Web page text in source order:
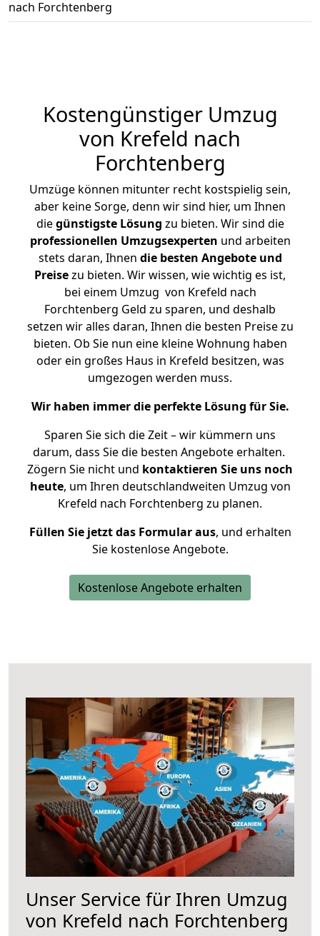
nach Forchtenberg
Kostengünstiger Umzug
von Krefeld nach
Forchtenberg
Umzüge können mitunter recht kostspielig sein,
aber keine Sorge, denn wir sind hier, um Ihnen
diegünstigste Lösung zu bieten. Wir sind die
professionellen Umzugsexperten und arbeiten
stets daran, Ihnen die besten Angebote und
Preisezu bieten. Wir wissen, wie wichtig es ist,
bei einem Umzug von Krefeld nach
Forchtenberg Geld zu sparen, und deshalb
setzen wir alles daran, Ihnen die besten Preise zu
bieten. Ob Sie nun eine kleine Wohnung haben
oder ein großes Haus in Krefeld besitzen, was
umgezogen werden muss.
Wir haben immer die perfekte Lösung für Sie.
Sparen Sie sich die Zeit – wir kümmern uns
darum, dass Sie die besten Angebote erhalten.
Zögern Sie nicht und kontaktieren Sie uns noch
heute, um Ihren deutschlandweiten Umzug von
Krefeld nach Forchtenberg zu planen.
Füllen Sie jetzt das Formular aus, und erhalten
Sie kostenlose Angebote.
Kostenlose Angebote erhalten
Unser Service für Ihren Umzug
von Krefeld nach Forchtenberg